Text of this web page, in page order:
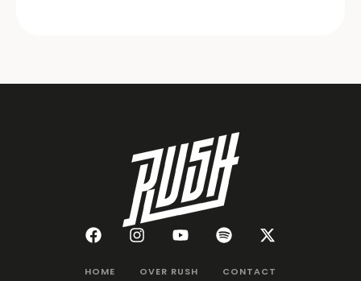
HOME OVER RUSH CONTACT